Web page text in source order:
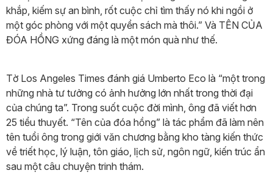
khắp, kiếm sự an bình, rốt cuộc chỉ tìm thấy nó khi ngồi ở
một góc phòng với một quyển sách mà thôi.” Và TÊN CỦA
ĐÓA HỒNG xứng đáng là một món quà như thế.
Tờ Los Angeles Times đánh giá Umberto Eco là “một trong
những nhà tư tưởng có ảnh hưởng lớn nhất trong thời đại
của chúng ta”. Trong suốt cuộc đời mình, ông đã viết hơn
25 tiểu thuyết. “Tên của đóa hồng” là tác phẩm đã làm nên
tên tuổi ông trong giới văn chương bằng kho tàng kiến thức
về triết học, lý luận, tôn giáo, lịch sử, ngôn ngữ, kiến trúc ẩn
sau một câu chuyện trinh thám.